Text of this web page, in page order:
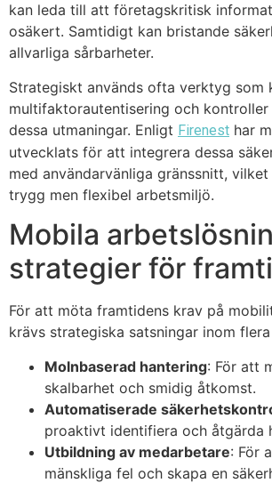
kan leda till att företagskritisk
osäkert. Samtidigt kan bristande
allvarliga sårbarheter.
Strategiskt används ofta verktyg som
multifaktorautentisering och
dessa utmaningar. Enligt Firenest har
utvecklats för att integrera dessa
med användarvänliga gränssnitt,
trygg men flexibel arbetsmiljö.
Mobila
strategier för
För att möta framtidens krav på
krävs strategiska satsningar inom
Molnbaserad hantering: För att
skalbarhet och smidig åtkomst.
Automatiserade
proaktivt identifiera och åtgärda
Utbildning av medarbetare: För
mänskliga fel och skapa en